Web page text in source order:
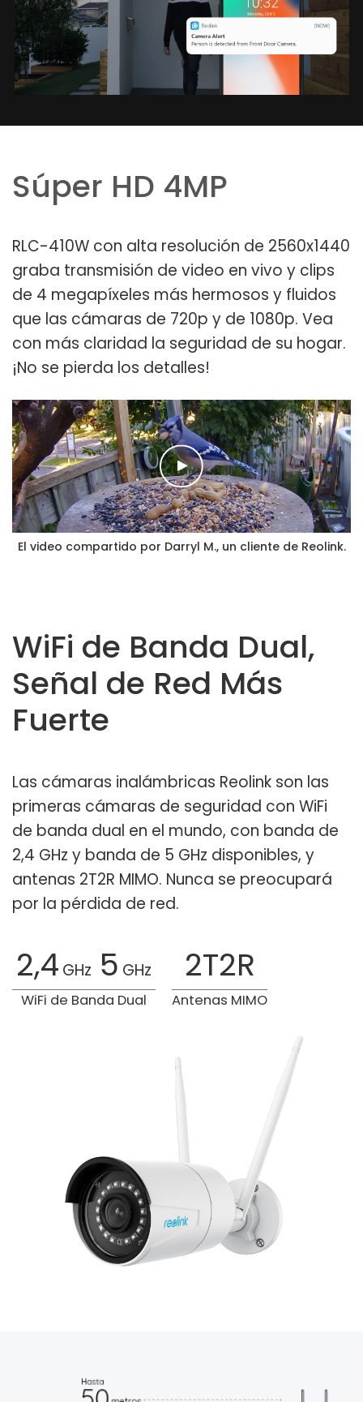
Súper HD 4MP
RLC-410W con alta resolución de 2560x1440
graba transmisión de video en vivo y clips
de 4 megapíxeles más hermosos y fluidos
que las cámaras de 720p y de 1080p. Vea
con más claridad la seguridad de su hogar.
¡No se pierda los detalles!
El video compartido por Darryl M., un cliente de Reolink.
WiFi de Banda Dual,
Señal de Red Más
Fuerte
Las cámaras inalámbricas Reolink son las
primeras cámaras de seguridad con WiFi
de banda dual en el mundo, con banda de
2,4 GHz y banda de 5 GHz disponibles, y
antenas 2T2R MIMO. Nunca se preocupará
por la pérdida de red.
2,4 GHz 5 GHz
WiFi de Banda Dual
2T2R
Antenas MIMO